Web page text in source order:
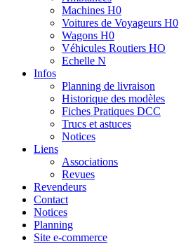
Machines H0
Voitures de Voyageurs H0
Wagons H0
Véhicules Routiers HO
Echelle N
Infos
Planning de livraison
Historique des modèles
Fiches Pratiques DCC
Trucs et astuces
Notices
Liens
Associations
Revues
Revendeurs
Contact
Notices
Planning
Site e-commerce